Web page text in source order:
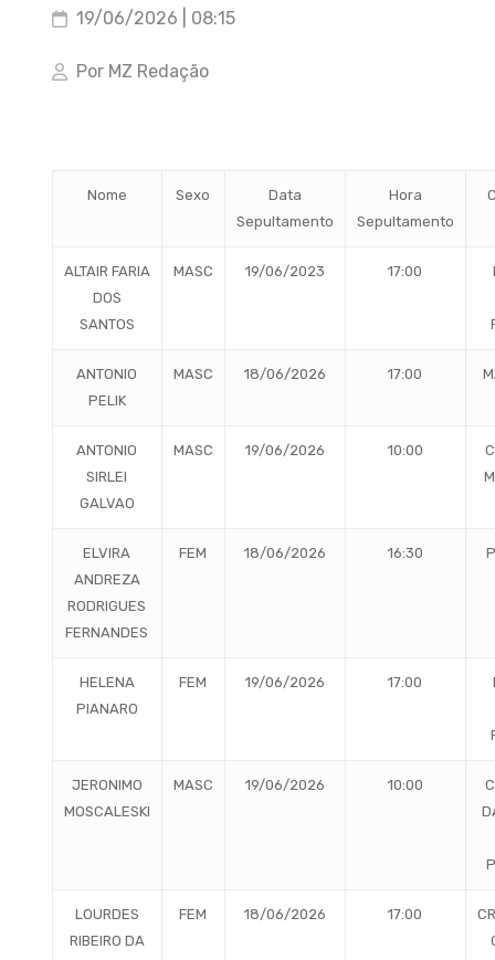
19/06/2026 | 08:15
Por MZ Redação
Nome Sexo
Data
Sepultamento
Hora
Sepultamento
ALTAIR FARIA
DOS
SANTOS
MASC 19/06/2023 17:00
ANTONIO
PELIK
MASC 18/06/2026 17:00
ANTONIO
SIRLEI
GALVAO
MASC 19/06/2026 10:00
ELVIRA
ANDREZA
RODRIGUES
FERNANDES
FEM 18/06/2026 16:30
HELENA
PIANARO
FEM 19/06/2026 17:00
JERONIMO
MOSCALESKI
MASC 19/06/2026 10:00
LOURDES
RIBEIRO DA
FEM 18/06/2026 17:00